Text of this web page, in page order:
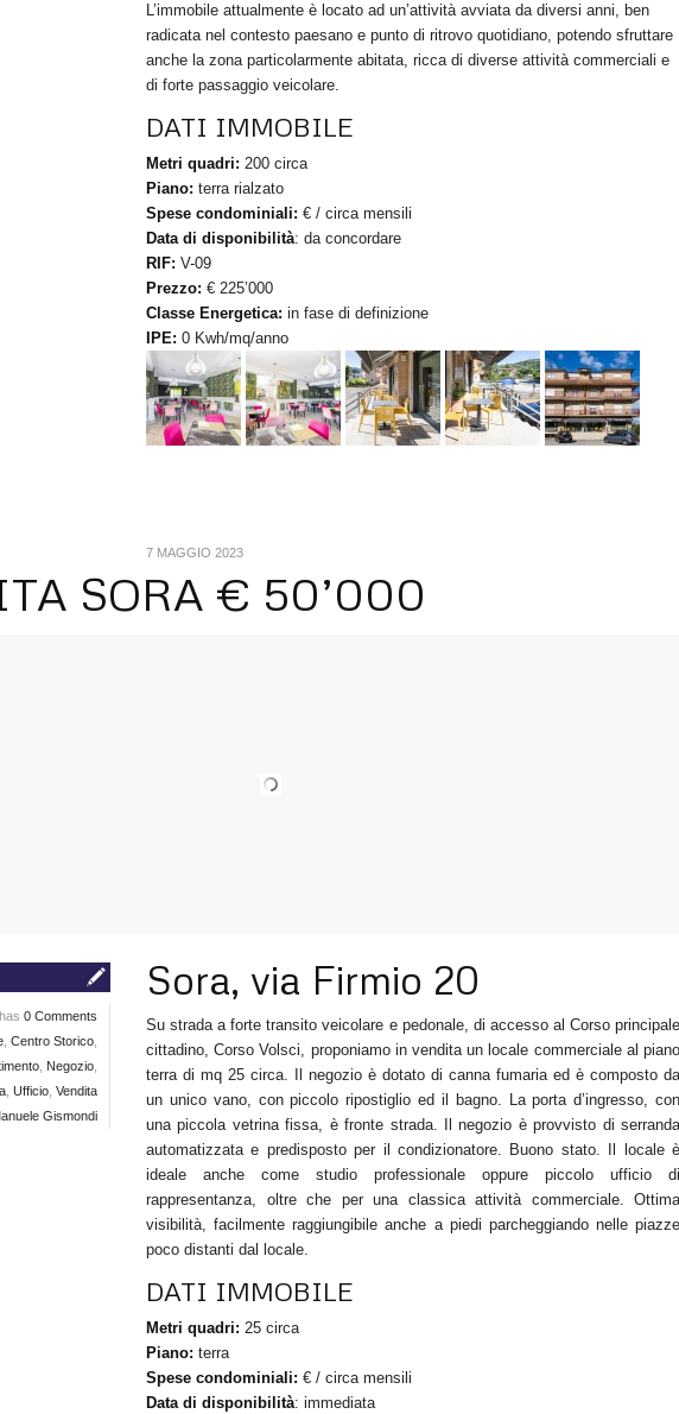
L’immobile attualmente è locato ad un’attività avviata da diversi anni, ben
radicata nel contesto paesano e punto di ritrovo quotidiano, potendo sfruttare
anche la zona particolarmente abitata, ricca di diverse attività commerciali e
di forte passaggio veicolare.
DATI IMMOBILE
Metri quadri: 200 circa
Piano: terra rialzato
Spese condominiali: € / circa mensili
Data di disponibilità: da concordare
RIF: V-09
Prezzo: € 225’000
Classe Energetica: in fase di definizione
IPE: 0 Kwh/mq/anno
SORA € 50’000
0 Comments
, Centro Storico,
, Negozio,
, Ufficio, Vendita
Gismondi
7 MAGGIO 2023
Sora, via Firmio 20
Su strada a forte transito veicolare e pedonale, di accesso al Corso principale
cittadino, Corso Volsci, proponiamo in vendita un locale commerciale al piano
terra di mq 25 circa. Il negozio è dotato di canna fumaria ed è composto da
un unico vano, con piccolo ripostiglio ed il bagno. La porta d’ingresso, con
una piccola vetrina fissa, è fronte strada. Il negozio è provvisto di serranda
automatizzata e predisposto per il condizionatore. Buono stato. Il locale è
ideale anche come studio professionale oppure piccolo ufficio di
rappresentanza, oltre che per una classica attività commerciale. Ottima
visibilità, facilmente raggiungibile anche a piedi parcheggiando nelle piazze
poco distanti dal locale.
DATI IMMOBILE
Metri quadri: 25 circa
Piano: terra
Spese condominiali: € / circa mensili
Data di disponibilità: immediata